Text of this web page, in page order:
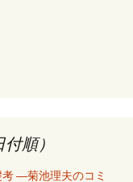
順）
―菊池理夫のコミ